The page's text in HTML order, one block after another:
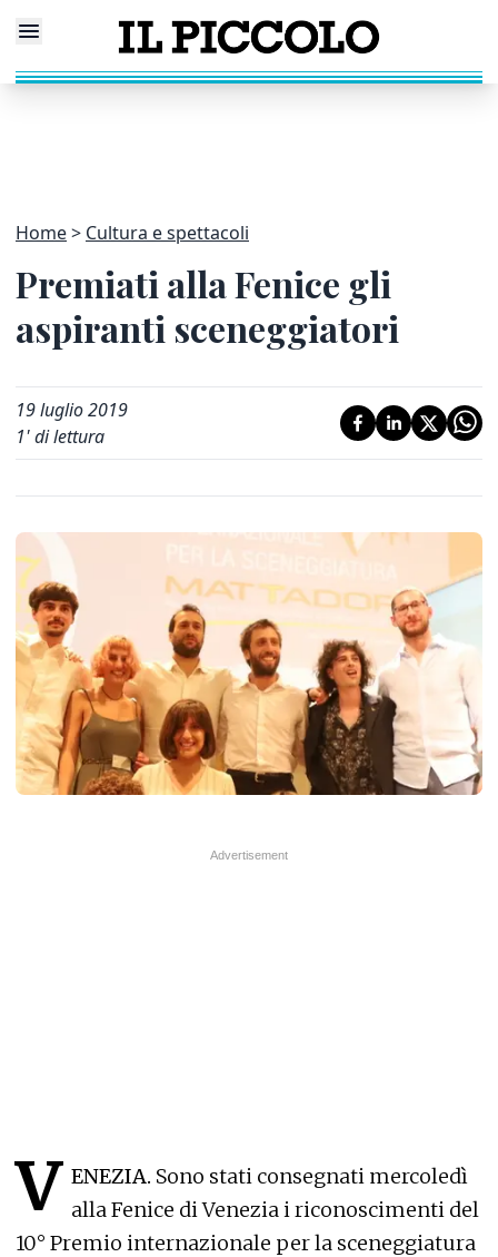
Home Cultura e spettacoli
Premiati alla Fenice gli
aspiranti sceneggiatori
19 luglio 2019
1' di lettura
V ENEZIA. Sono stati consegnati mercoledì
alla Fenice di Venezia i riconoscimenti del
10° Premio internazionale per la sceneggiatura